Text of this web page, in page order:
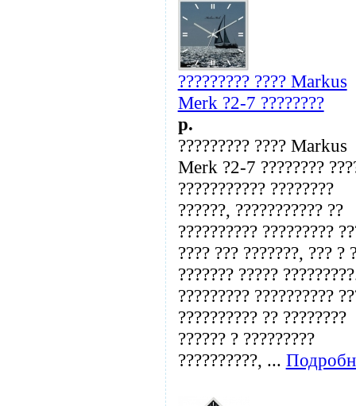
????????? ???? Markus
Merk ?2-7 ????????
p.
????????? ???? Markus
Merk ?2-7 ????????
??????????? ????????
??????, ??????????? ??
?????????? ?????????
???? ??? ???????, ??? ?
??????? ?????
????????? ??????????
?????????? ?? ????????
?????? ? ?????????
??????????, ...